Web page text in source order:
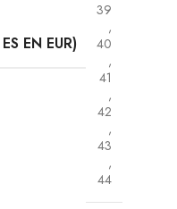
EN EUR)
39
,
40
,
41
,
42
,
43
,
44